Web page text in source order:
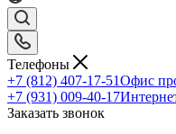
Телефоны
+7 (812) 407-17-51Офис
+7 (931) 009-40-17
Заказать звонок